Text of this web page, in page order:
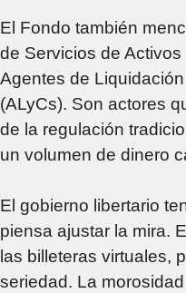
El Fondo también
de Servicios de
Agentes de
(ALyCs). Son actores
de la regulación
un volumen de dinero
El gobierno libertario
piensa ajustar la mira.
las billeteras virtuales,
seriedad. La